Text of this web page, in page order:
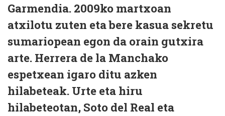
Garmendia. 2009ko martxoan
atxilotu zuten eta bere kasua sekretu
sumariopean egon da orain gutxira
arte. Herrera de la Manchako
espetxean igaro ditu azken
hilabeteak. Urte eta hiru
hilabeteotan, Soto del Real eta